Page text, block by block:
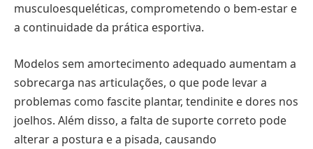
musculoesqueléticas, comprometendo o bem-estar e
a continuidade da prática esportiva.
Modelos sem amortecimento adequado aumentam a
sobrecarga nas articulações, o que pode levar a
problemas como fascite plantar, tendinite e dores nos
joelhos. Além disso, a falta de suporte correto pode
alterar a postura e a pisada, causando